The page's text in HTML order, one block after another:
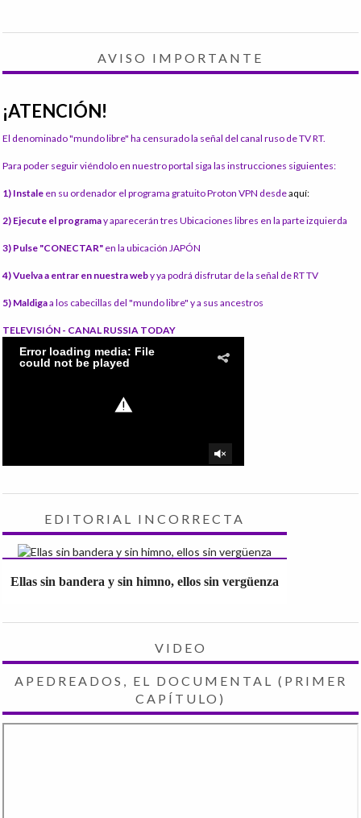
AVISO IMPORTANTE
¡ATENCIÓN!
El denominado "mundo libre" ha censurado la señal del canal ruso de TV RT.
Para poder seguir viéndolo en nuestro portal siga las instrucciones siguientes:
1) Instale en su ordenador el programa gratuito Proton VPN desdeaquí:
2) Ejecute el programay aparecerán tres Ubicaciones libres en la parte izquierda
3) Pulse "CONECTAR" en la ubicación JAPÓN
4) Vuelva a entrar en nuestra weby ya podrá disfrutar de la señal de RT TV
5) Maldigaa los cabecillas del "mundo libre" y a sus ancestros
TELEVISIÓN - CANAL RUSSIA TODAY
EDITORIAL INCORRECTA
Ellas sin bandera y sin himno, ellos sin vergüenza
VIDEO
APEDREADOS, EL DOCUMENTAL (PRIMER
CAPÍTULO)